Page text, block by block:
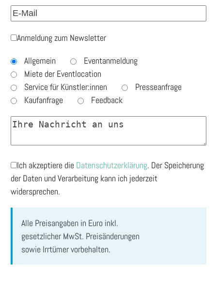
Anmeldung zum Newsletter
Allgemein
Eventanmeldung
Miete der Eventlocation
Service für Künstler:innen
Presseanfrage
Kaufanfrage
Feedback
Ich akzeptiere die Datenschutzerklärung. Der Speicherung
der Daten und Verarbeitung kann ich jederzeit
widersprechen.
Alle Preisangaben in Euro inkl.
gesetzlicher MwSt. Preisänderungen
sowie Irrtümer vorbehalten.